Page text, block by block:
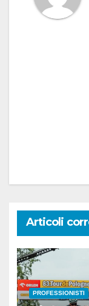
Articoli
PROFESSIONISTI